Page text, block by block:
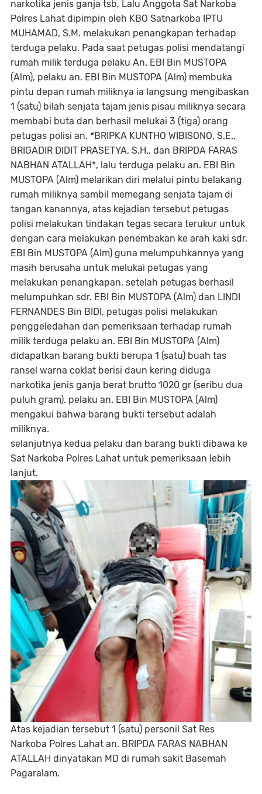
narkotika jenis ganja tsb, Lalu Anggota Sat Narkoba
Polres Lahat dipimpin oleh KBO Satnarkoba IPTU
MUHAMAD, S.M. melakukan penangkapan terhadap
terduga pelaku. Pada saat petugas polisi mendatangi
rumah milik terduga pelaku An. EBI Bin MUSTOPA
(Alm), pelaku an. EBI Bin MUSTOPA (Alm) membuka
pintu depan rumah miliknya ia langsung mengibaskan
1 (satu) bilah senjata tajam jenis pisau miliknya secara
membabi buta dan berhasil melukai 3 (tiga) orang
petugas polisi an. *BRIPKA KUNTHO WIBISONO, S.E.,
BRIGADIR DIDIT PRASETYA, S.H., dan BRIPDA FARAS
NABHAN ATALLAH*, lalu terduga pelaku an. EBI Bin
MUSTOPA (Alm) melarikan diri melalui pintu belakang
rumah miliknya sambil memegang senjata tajam di
tangan kanannya, atas kejadian tersebut petugas
polisi melakukan tindakan tegas secara terukur untuk
dengan cara melakukan penembakan ke arah kaki sdr.
EBI Bin MUSTOPA (Alm) guna melumpuhkannya yang
masih berusaha untuk melukai petugas yang
melakukan penangkapan, setelah petugas berhasil
melumpuhkan sdr. EBI Bin MUSTOPA (Alm) dan LINDI
FERNANDES Bin BIDI, petugas polisi melakukan
penggeledahan dan pemeriksaan terhadap rumah
milik terduga pelaku an. EBI Bin MUSTOPA (Alm)
didapatkan barang bukti berupa 1 (satu) buah tas
ransel warna coklat berisi daun kering diduga
narkotika jenis ganja berat brutto 1020 gr (seribu dua
puluh gram). pelaku an. EBI Bin MUSTOPA (Alm)
mengakui bahwa barang bukti tersebut adalah
miliknya.
selanjutnya kedua pelaku dan barang bukti dibawa ke
Sat Narkoba Polres Lahat untuk pemeriksaan lebih
lanjut.
Atas kejadian tersebut 1 (satu) personil Sat Res
Narkoba Polres Lahat an. BRIPDA FARAS NABHAN
ATALLAH dinyatakan MD di rumah sakit Basemah
Pagaralam.